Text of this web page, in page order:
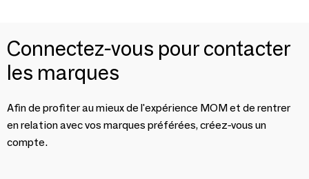
Connectez-vous pour contacter
les marques
Afin de profiter au mieux de l'expérience MOM et de rentrer
en relation avec vos marques préférées, créez-vous un
compte.